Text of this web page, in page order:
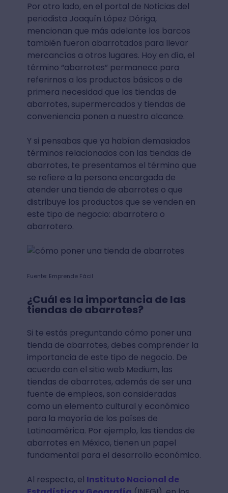
Por otro lado, en el portal de Noticias del
periodista Joaquín López Dóriga,
mencionan que más adelante los barcos
también fueron abarrotados para llevar
mercancías a otros lugares. Hoy en día, el
término “abarrotes” permanece para
referirnos a los productos básicos o de
primera necesidad que las tiendas de
abarrotes, supermercados y tiendas de
conveniencia ponen a nuestro alcance.
Y si pensabas que ya habían demasiados
términos relacionados con las tiendas de
abarrotes, te presentamos el término que
se refiere a la persona encargada de
atender una tienda de abarrotes o que
distribuye los productos que se venden en
este tipo de negocio: abarrotera o
abarrotero.
Fuente: Emprende Fácil
¿Cuál es la importancia de las
tiendas de abarrotes?
Si te estás preguntando cómo poner una
tienda de abarrotes, debes comprender la
importancia de este tipo de negocio. De
acuerdo con el sitio web Medium, las
tiendas de abarrotes, además de ser una
fuente de empleos, son consideradas
como un elemento cultural y económico
para la mayoría de los países de
Latinoamérica. Por ejemplo, las tiendas de
abarrotes en México, tienen un papel
fundamental para el desarrollo económico.
Al respecto, el Instituto Nacional de